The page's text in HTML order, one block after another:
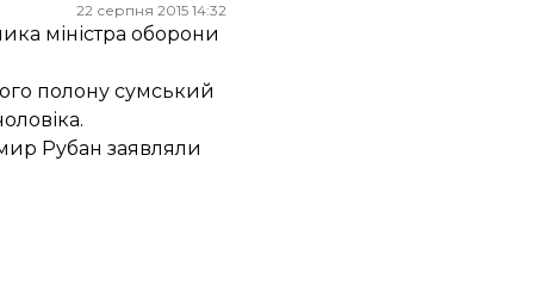
22 серпня 2015 14:32
міністра оборони
полону сумський
Рубан заявляли